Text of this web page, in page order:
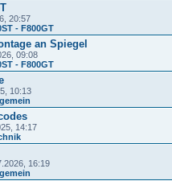
20:57
- F800GT
an Spiegel
09:08
- F800GT
10:13
14:17
16:19